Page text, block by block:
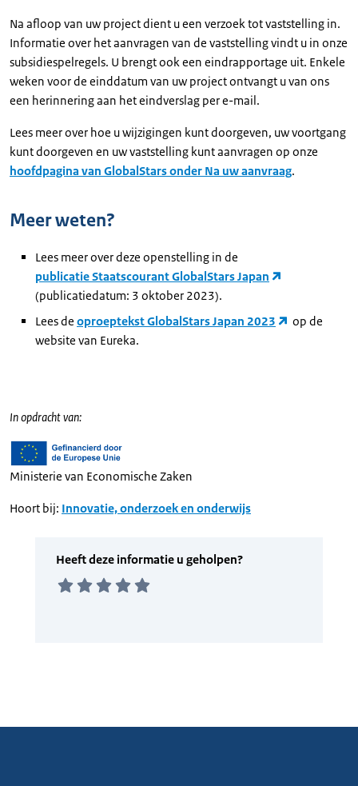
Na afloop van uw project dient u een verzoek tot vaststelling in.
Informatie over het aanvragen van de vaststelling vindt u in onze
subsidiespelregels. U brengt ook een eindrapportage uit. Enkele
weken voor de einddatum van uw project ontvangt u van ons
een herinnering aan het eindverslag per e-mail.
Lees meer over hoe u wijzigingen kunt doorgeven, uw voortgang
kunt doorgeven en uw vaststelling kunt aanvragen op onze
hoofdpagina van GlobalStars onder Na uw aanvraag.
Meer weten?
Lees meer over deze openstelling in de
publicatie Staatscourant GlobalStars Japan
(publicatiedatum: 3 oktober 2023).
Lees de oproeptekst GlobalStars Japan 2023
op de
website van Eureka.
In opdracht van:
Ministerie van Economische Zaken
Hoort bij: Innovatie, onderzoek en onderwijs